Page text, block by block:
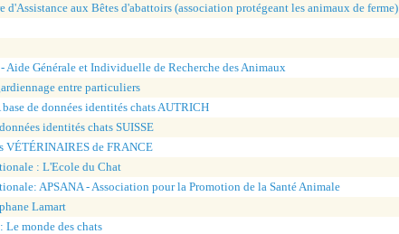
d'Assistance aux Bêtes d'abattoirs (association protégeant les animaux de ferme)
Aide Générale et Individuelle de Recherche des Animaux
entre particuliers
de données identités chats AUTRICH
identités chats SUISSE
VÉTÉRINAIRES de FRANCE
: L'Ecole du Chat
APSANA - Association pour la Promotion de la Santé Animale
Lamart
Le monde des chats